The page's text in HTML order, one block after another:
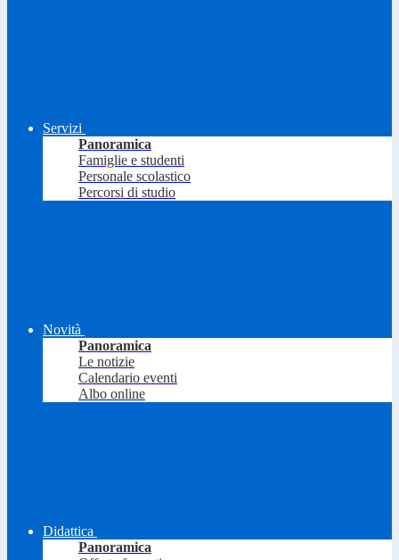
Servizi
Panoramica
Famiglie e studenti
Personale scolastico
Percorsi di studio
Novità
Panoramica
Le notizie
Calendario eventi
Albo online
Didattica
Panoramica